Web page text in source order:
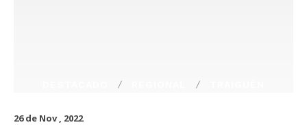
26 de Nov , 2022